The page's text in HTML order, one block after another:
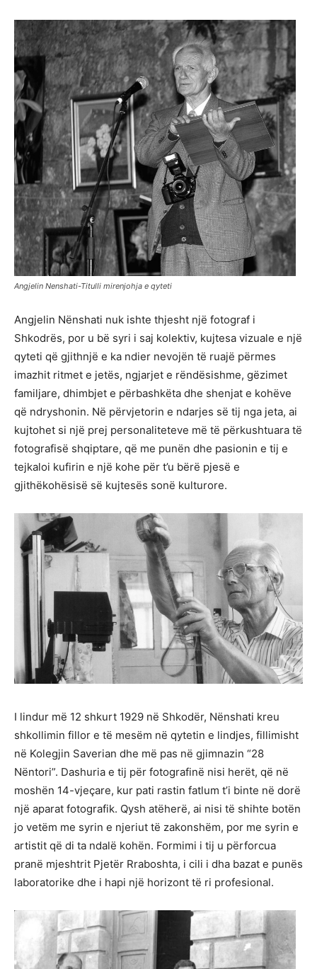
Angjelin Nenshati-Titulli mirenjohja e qyteti
Angjelin Nënshati nuk ishte thjesht një fotograf i
Shkodrës, por u bë syri i saj kolektiv, kujtesa vizuale e një
qyteti që gjithnjë e ka ndier nevojën të ruajë përmes
imazhit ritmet e jetës, ngjarjet e rëndësishme, gëzimet
familjare, dhimbjet e përbashkëta dhe shenjat e kohëve
që ndryshonin. Në përvjetorin e ndarjes së tij nga jeta, ai
kujtohet si një prej personaliteteve më të përkushtuara të
fotografisë shqiptare, që me punën dhe pasionin e tij e
tejkaloi kufirin e një kohe për t’u bërë pjesë e
gjithëkohësisë së kujtesës sonë kulturore.
I lindur më 12 shkurt 1929 në Shkodër, Nënshati kreu
shkollimin fillor e të mesëm në qytetin e lindjes, fillimisht
në Kolegjin Saverian dhe më pas në gjimnazin “28
Nëntori”. Dashuria e tij për fotografinë nisi herët, që në
moshën 14-vjeçare, kur pati rastin fatlum t’i binte në dorë
një aparat fotografik. Qysh atëherë, ai nisi të shihte botën
jo vetëm me syrin e njeriut të zakonshëm, por me syrin e
artistit që di ta ndalë kohën. Formimi i tij u përforcua
pranë mjeshtrit Pjetër Rraboshta, i cili i dha bazat e punës
laboratorike dhe i hapi një horizont të ri profesional.